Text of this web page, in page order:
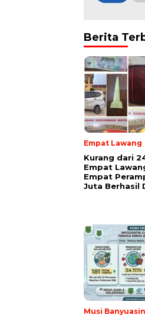
Berita
Empat Lawang
Kurang dari
Empat
Empat
Juta Berhasil
Musi Banyuasin